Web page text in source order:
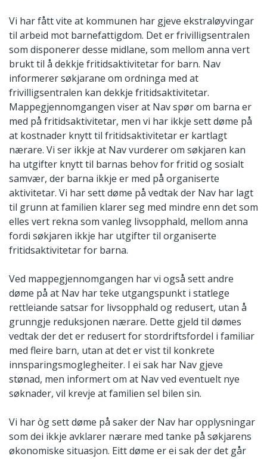
Vi har fått vite at kommunen har gjeve ekstraløyvingar
til arbeid mot barnefattigdom. Det er frivilligsentralen
som disponerer desse midlane, som mellom anna vert
brukt til å dekkje fritidsaktivitetar for barn. Nav
informerer søkjarane om ordninga med at
frivilligsentralen kan dekkje fritidsaktivitetar.
Mappegjennomgangen viser at Nav spør om barna er
med på fritidsaktivitetar, men vi har ikkje sett døme på
at kostnader knytt til fritidsaktivitetar er kartlagt
nærare. Vi ser ikkje at Nav vurderer om søkjaren kan
ha utgifter knytt til barnas behov for fritid og sosialt
samvær, der barna ikkje er med på organiserte
aktivitetar. Vi har sett døme på vedtak der Nav har lagt
til grunn at familien klarer seg med mindre enn det som
elles vert rekna som vanleg livsopphald, mellom anna
fordi søkjaren ikkje har utgifter til organiserte
fritidsaktivitetar for barna.
Ved mappegjennomgangen har vi også sett andre
døme på at Nav har teke utgangspunkt i statlege
rettleiande satsar for livsopphald og redusert, utan å
grunngje reduksjonen nærare. Dette gjeld til dømes
vedtak der det er redusert for stordriftsfordel i familiar
med fleire barn, utan at det er vist til konkrete
innsparingsmoglegheiter. I ei sak har Nav gjeve
stønad, men informert om at Nav ved eventuelt nye
søknader, vil krevje at familien sel bilen sin.
Vi har òg sett døme på saker der Nav har opplysningar
som dei ikkje avklarer nærare med tanke på søkjarens
økonomiske situasjon. Eitt døme er ei sak der det går